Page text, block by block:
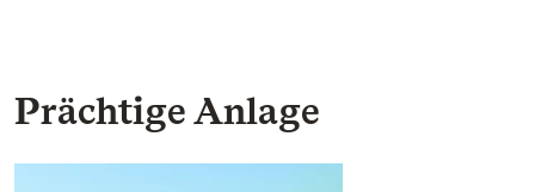
Prächtige Anlage